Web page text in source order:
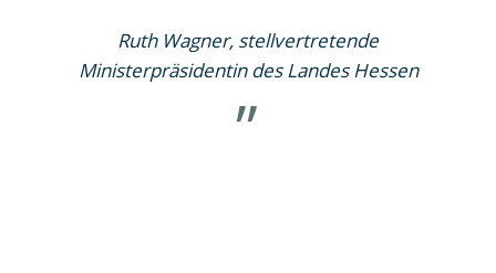
Ruth Wagner, stellvertretende
Ministerpräsidentin des Landes Hessen